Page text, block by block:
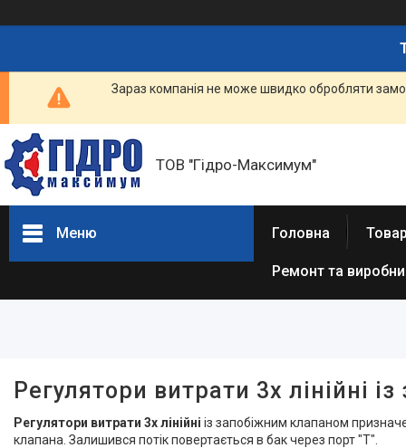
Зараз компанія не може швидко обробляти
ТОВ "Гідро-Максимум"
Меню
В наявності 2
Матеріал корпусу
Головна
Ремонт та
Регулятори витрати 3х лінійні
Регулятори витрати 3х лінійні із запобіжним клапаном
клапана. Залишився потік повертається в бак через порт "T".